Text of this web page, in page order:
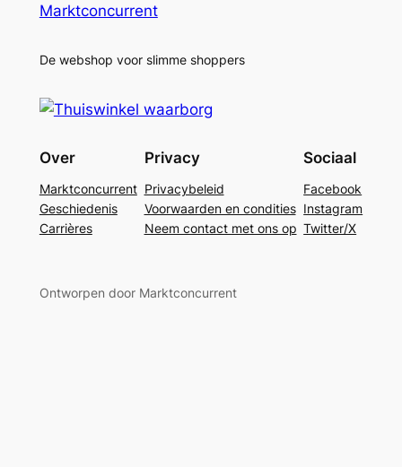
Marktconcurrent
De webshop voor slimme shoppers
Over
Marktconcurrent
Geschiedenis
Carrières
Privacy
Privacybeleid
Voorwaarden en condities
Neem contact met ons op
Sociaal
Facebook
Instagram
Twitter/X
Ontworpen door Marktconcurrent